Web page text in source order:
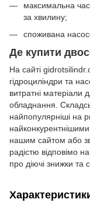
максимальна
за хвилину;
споживана
Де купити
На сайті
гідроциліндри та
витратні матеріали
обладнання.
найпопулярніші на
нашим сайтом або
радістю відповімо
про діючі знижки та